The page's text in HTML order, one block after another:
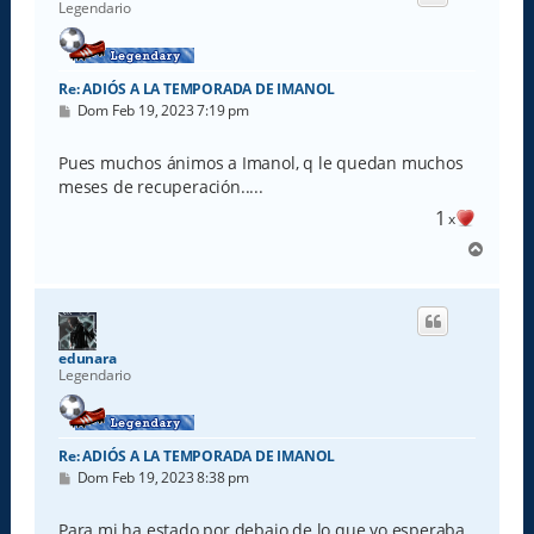
Legendario
Re: ADIÓS A LA TEMPORADA DE IMANOL
M
s
a
j
Dom Feb 19, 2023 7:19 pm
Pues muchos ánimos a Imanol, q le quedan muchos
meses de recuperación.....
1 x
r
edunara
Legendario
Re: ADIÓS A LA TEMPORADA DE IMANOL
M
s
Dom Feb 19, 2023 8:38 pm